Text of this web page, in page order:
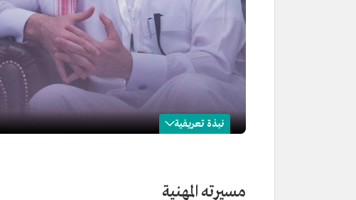
نبذة تعريفية
الاسم
مسيرته المهنية